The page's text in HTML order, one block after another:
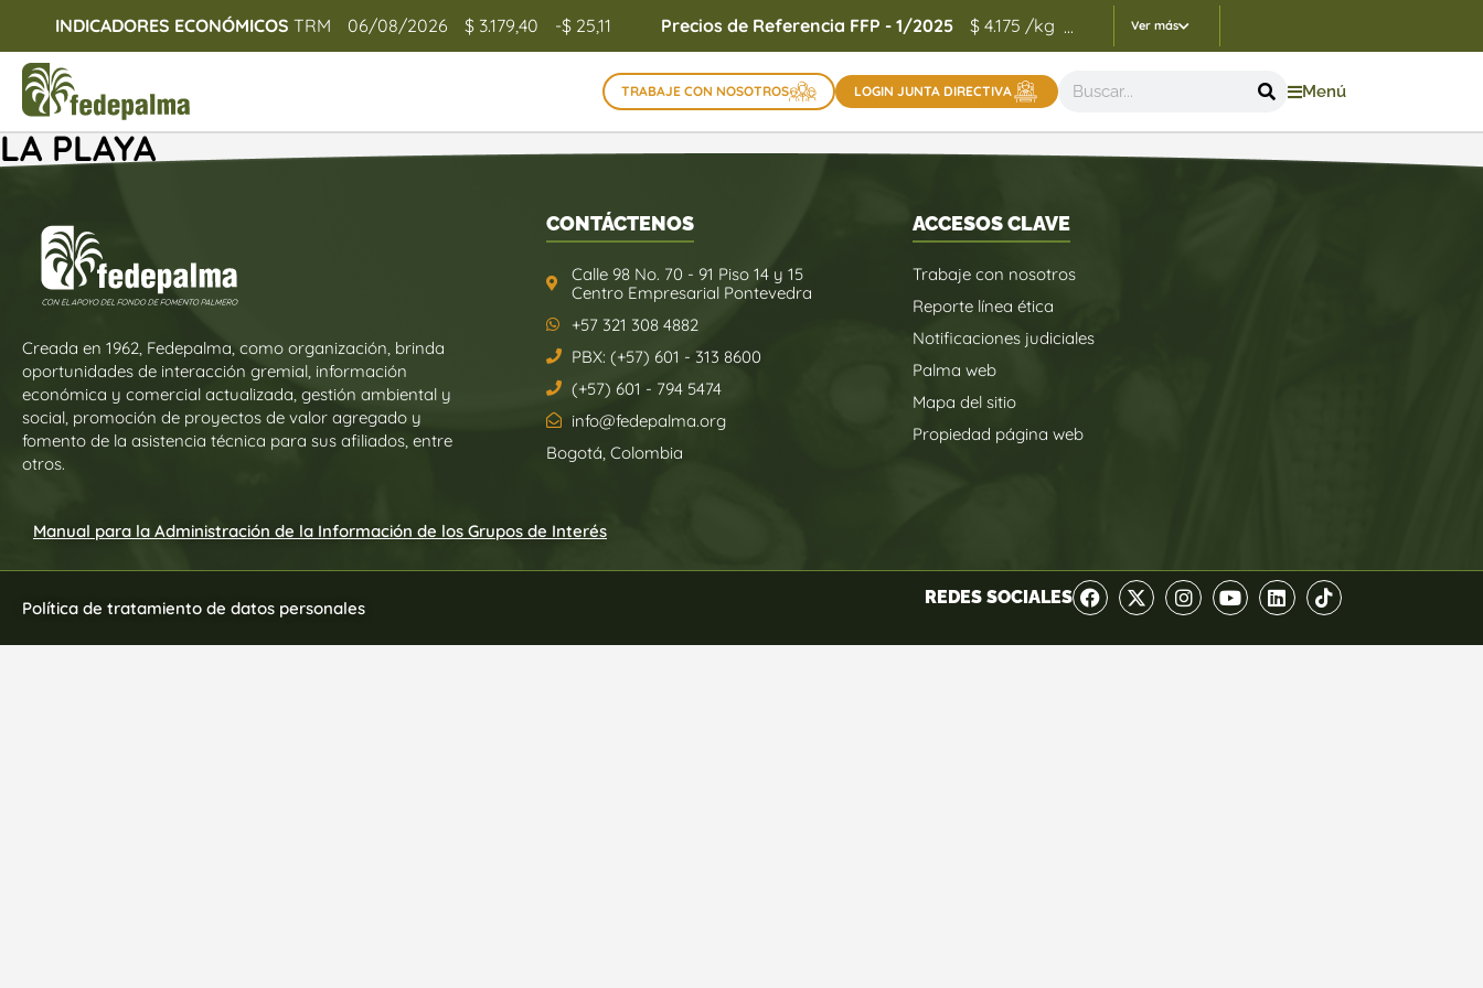
INDICADORES ECONÓMICOS TRM 06/08/2026 $ 3.179,40 -$ 25,11 Precios de Referencia FFP - 1/2025 $ 4.175 /kg Indicadores Precios de Referencia FEP - 05/
... Ver más
TRABAJE CON NOSOTROS LOGIN JUNTA DIRECTIVA Menú
LA PLAYA
Creada en 1962, Fedepalma, como organización, brinda
oportunidades de interacción gremial, información
económica y comercial actualizada, gestión ambiental y
social, promoción de proyectos de valor agregado y
fomento de la asistencia técnica para sus afiliados, entre
otros.
CONTÁCTENOS
Calle 98 No. 70 - 91 Piso 14 y 15
Centro Empresarial Pontevedra
+57 321 308 4882
PBX: (+57) 601 - 313 8600
(+57) 601 - 794 5474
info@fedepalma.org
Bogotá, Colombia
ACCESOS CLAVE
Trabaje con nosotros
Reporte línea ética
Notificaciones judiciales
Palma web
Mapa del sitio
Propiedad página web
Manual para la Administración de la Información de los Grupos de Interés
Política de tratamiento de datos personales
REDES SOCIALES